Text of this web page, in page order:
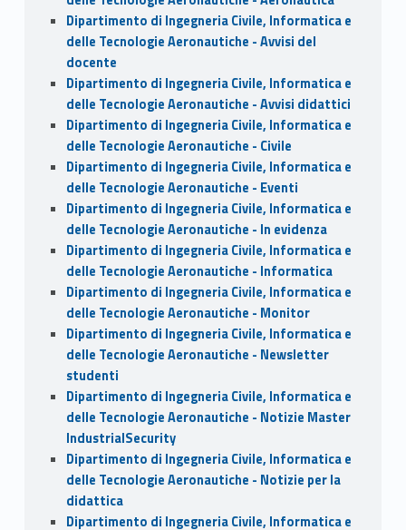
Dipartimento di Ingegneria Civile, Informatica e
delle Tecnologie Aeronautiche - Avvisi del
docente
Dipartimento di Ingegneria Civile, Informatica e
delle Tecnologie Aeronautiche - Avvisi didattici
Dipartimento di Ingegneria Civile, Informatica e
delle Tecnologie Aeronautiche - Civile
Dipartimento di Ingegneria Civile, Informatica e
delle Tecnologie Aeronautiche - Eventi
Dipartimento di Ingegneria Civile, Informatica e
delle Tecnologie Aeronautiche - In evidenza
Dipartimento di Ingegneria Civile, Informatica e
delle Tecnologie Aeronautiche - Informatica
Dipartimento di Ingegneria Civile, Informatica e
delle Tecnologie Aeronautiche - Monitor
Dipartimento di Ingegneria Civile, Informatica e
delle Tecnologie Aeronautiche - Newsletter
studenti
Dipartimento di Ingegneria Civile, Informatica e
delle Tecnologie Aeronautiche - Notizie Master
IndustrialSecurity
Dipartimento di Ingegneria Civile, Informatica e
delle Tecnologie Aeronautiche - Notizie per la
didattica
Dipartimento di Ingegneria Civile, Informatica e